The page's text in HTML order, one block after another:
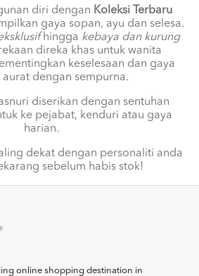
diri dengan Koleksi Terbaru
gaya sopan, ayu dan selesa.
hingga kebaya dan kurung
direka khas untuk wanita
keselesaan dan gaya
aurat dengan sempurna.
diserikan dengan sentuhan
ke pejabat, kenduri atau gaya
harian.
dekat dengan personaliti anda
sebelum habis stok!
online shopping destination in